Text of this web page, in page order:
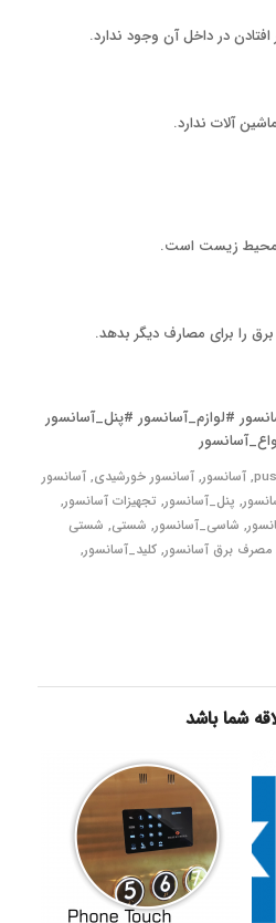
افتادن در داخل آن وجود ندارد.
آلات ندارد.
را برای مصارف دیگر بدهد.
#لوازم_آسانسور #پنل_آسانسور
, آسانسور, آسانسور خورشیدی, آسانسور
, پنل_آسانسور, تجهیزات آسانسور,
, شاسی_آسانسور, شستی, شستی
برق آسانسور, کلید_آسانسور,
شما باشد